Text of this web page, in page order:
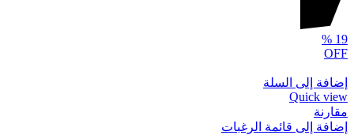
19
%
OFF
إضافة إلى السلة
Quick view
مقارنة
إضافة إلى قائمة الرغبات